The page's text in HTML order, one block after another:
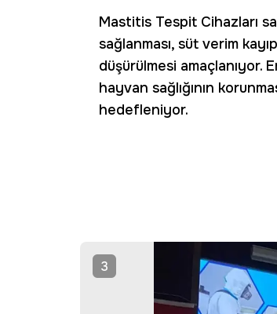
Mastitis Tespit Cihazları
sağlanması, süt verim
düşürülmesi amaçlanıyor.
hayvan sağlığının
hedefleniyor.
3